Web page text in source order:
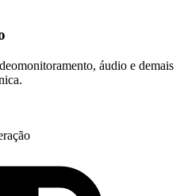
áudio e demais